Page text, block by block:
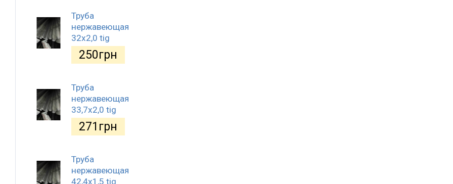
Труба
нержавеющая
32х2,0 tig
250грн
Труба
нержавеющая
33,7х2,0 tig
271 грн
Труба
нержавеющая
42,4х1,5 tig